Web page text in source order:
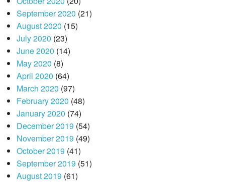
September 2020 (21)
August 2020 (15)
July 2020 (23)
June 2020 (14)
May 2020 (8)
April 2020 (64)
March 2020 (97)
February 2020 (48)
January 2020 (74)
December 2019 (54)
November 2019 (49)
October 2019 (41)
September 2019 (51)
August 2019 (61)